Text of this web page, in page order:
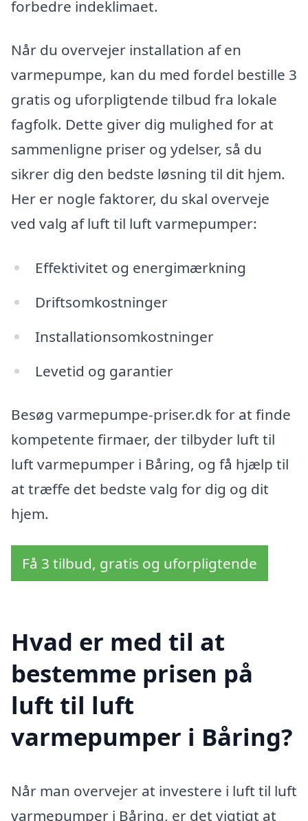
forbedre indeklimaet.
Når du overvejer installation af en
varmepumpe, kan du med fordel bestille 3
gratis og uforpligtende tilbud fra lokale
fagfolk. Dette giver dig mulighed for at
sammenligne priser og ydelser, så du
sikrer dig den bedste løsning til dit hjem.
Her er nogle faktorer, du skal overveje
ved valg af luft til luft varmepumper:
Effektivitet og energimærkning
Driftsomkostninger
Installationsomkostninger
Levetid og garantier
Besøg varmepumpe-priser.dk for at finde
kompetente firmaer, der tilbyder luft til
luft varmepumper i Båring, og få hjælp til
at træffe det bedste valg for dig og dit
hjem.
Få 3 tilbud, gratis og uforpligtende
Hvad er med til at
bestemme prisen på
luft til luft
varmepumper i Båring?
Når man overvejer at investere i luft til luft
varmepumper i Båring, er det vigtigt at